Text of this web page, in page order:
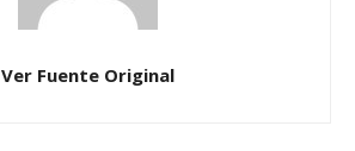
Ver Fuente Original